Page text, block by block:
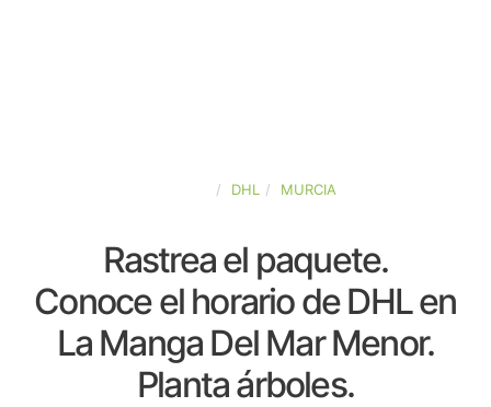
DHL MURCIA
Rastrea el paquete.
Conoce el horario de DHL en
La Manga Del Mar Menor.
Planta árboles.